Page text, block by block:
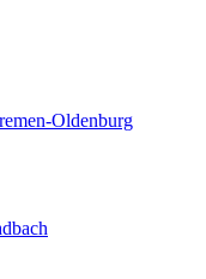
Oldenburg